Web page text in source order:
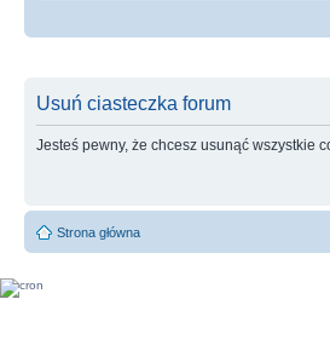
Usuń ciasteczka forum
Jesteś pewny, że chcesz usunąć wszystkie
Strona główna